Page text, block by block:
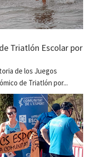
Triatlón Escolar por
de los Juegos
de Triatlón por...